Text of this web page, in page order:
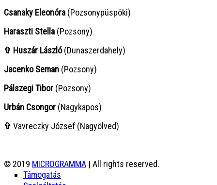
Csanaky Eleonóra (Pozsonypüspöki)
Haraszti Stella (Pozsony)
✞ Huszár László(Dunaszerdahely)
Jacenko Seman (Pozsony)
Pálszegi Tibor (Pozsony)
Urbán Csongor (Nagykapos)
✞ Vavreczky József (Nagyölved)
© 2019 MICROGRAMMA | All rights reserved.
Támogatás